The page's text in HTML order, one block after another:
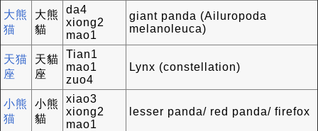
大熊
猫
大熊
貓
da4
xiong2
mao1
giant panda (Ailuropoda
melanoleuca)
天猫
座
天貓
座
Tian1
mao1
zuo4
Lynx (constellation)
小熊
猫
小熊
貓
xiao3
xiong2
mao1
lesser panda/ red panda/ firefox